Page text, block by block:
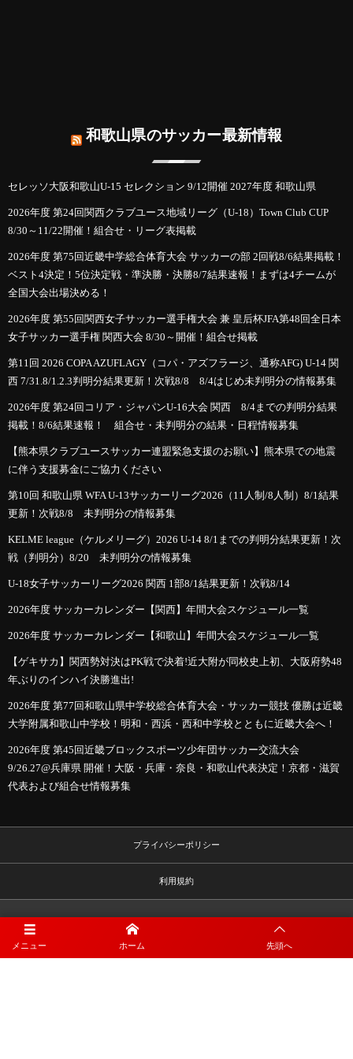
メニュー ホーム 先頭へ
和歌山県のサッカー最新情報
セレッソ大阪和歌山U-15 セレクション 9/12開催 2027年度 和歌山県
2026年度 第24回関西クラブユース地域リーグ（U-18）Town Club CUP
8/30～11/22開催！組合せ・リーグ表掲載
2026年度 第75回近畿中学総合体育大会 サッカーの部 2回戦8/6結果掲載！
ベスト4決定！5位決定戦・準決勝・決勝8/7結果速報！まずは4チームが
全国大会出場決める！
2026年度 第55回関西女子サッカー選手権大会 兼 皇后杯JFA第48回全日本
女子サッカー選手権 関西大会 8/30～開催！組合せ掲載
第11回 2026 COPA AZUFLAGY（コパ・アズフラージ、通称AFG) U-14 関
西 7/31.8/1.2.3判明分結果更新！次戦8/8 8/4はじめ未判明分の情報募集
2026年度 第24回コリア・ジャパンU-16大会 関西 8/4までの判明分結果
掲載！8/6結果速報！ 組合せ・未判明分の結果・日程情報募集
【熊本県クラブユースサッカー連盟緊急支援のお願い】熊本県での地震
に伴う支援募金にご協力ください
第10回 和歌山県 WFA U-13サッカーリーグ2026（11人制/8人制）8/1結果
更新！次戦8/8 未判明分の情報募集
KELME league（ケルメリーグ）2026 U-14 8/1までの判明分結果更新！次
戦（判明分）8/20 未判明分の情報募集
U-18女子サッカーリーグ2026 関西 1部8/1結果更新！次戦8/14
2026年度 サッカーカレンダー【関西】年間大会スケジュール一覧
2026年度 サッカーカレンダー【和歌山】年間大会スケジュール一覧
【ゲキサカ】関西勢対決はPK戦で決着!近大附が同校史上初、大阪府勢48
年ぶりのインハイ決勝進出!
2026年度 第77回和歌山県中学校総合体育大会・サッカー競技 優勝は近畿
大学附属和歌山中学校！明和・西浜・西和中学校とともに近畿大会へ！
2026年度 第45回近畿ブロックスポーツ少年団サッカー交流大会
9/26.27@兵庫県 開催！大阪・兵庫・奈良・和歌山代表決定！京都・滋賀
代表および組合せ情報募集
プライバシーポリシー
利用規約